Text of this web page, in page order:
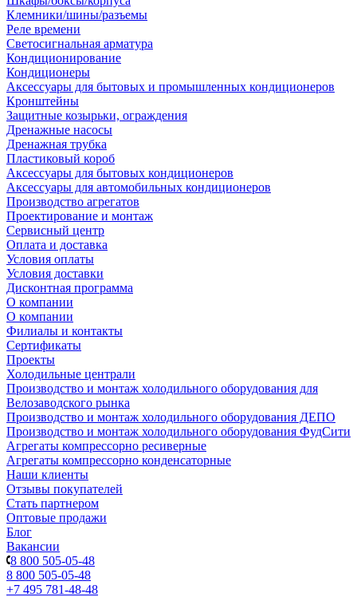
Клемники/шины/разъемы
Реле времени
Светосигнальная арматура
Кондиционирование
Кондиционеры
Аксессуары для бытовых и промышленных кондиционеров
Кронштейны
Защитные козырьки, ограждения
Дренажные насосы
Дренажная трубка
Пластиковый короб
Аксессуары для бытовых кондиционеров
Аксессуары для автомобильных кондиционеров
Производство агрегатов
Проектирование и монтаж
Сервисный центр
Оплата и доставка
Условия оплаты
Условия доставки
Дисконтная программа
О компании
О компании
Филиалы и контакты
Сертификаты
Проекты
Холодильные централи
Производство и монтаж холодильного оборудования для
Велозаводского рынка
Производство и монтаж холодильного оборудования ДЕПО
Производство и монтаж холодильного оборудования ФудСити
Агрегаты компрессорно ресиверные
Агрегаты компрессорно конденсаторные
Наши клиенты
Отзывы покупателей
Стать партнером
Оптовые продажи
Блог
Вакансии
8 800 505-05-48
8 800 505-05-48
+7 495 781-48-48